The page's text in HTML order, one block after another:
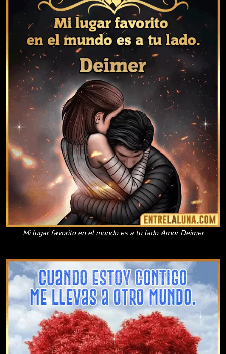
Mi lugar favorito en el mundo es a tu lado Amor Deimer